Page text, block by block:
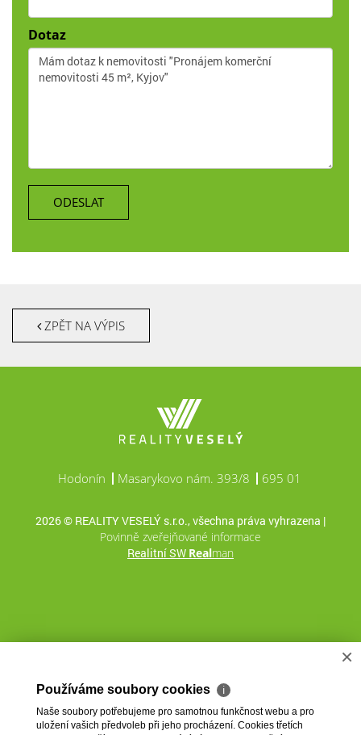
Dotaz
ODESLAT
ZPĚT NA VÝPIS
Hodonín Masarykovo nám. 393/8 695 01
2026 © REALITY VESELÝ s.r.o., všechna práva vyhrazena |
Povinně zveřejňované informace
Realitní SW Realman
×
Používáme soubory cookies ℹ
Naše soubory potřebujeme pro samotnou funkčnost webu a pro
uložení vašich předvoleb při jeho procházení. Cookies třetích